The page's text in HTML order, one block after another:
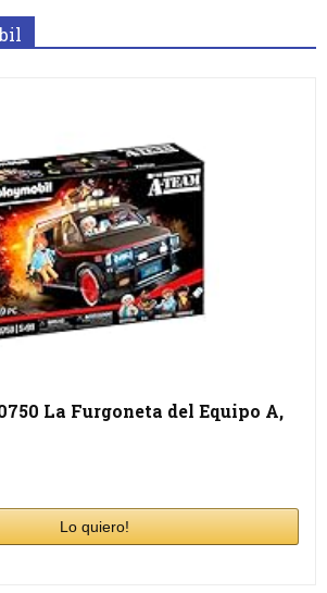
La Furgoneta del Equipo A,
Lo quiero!